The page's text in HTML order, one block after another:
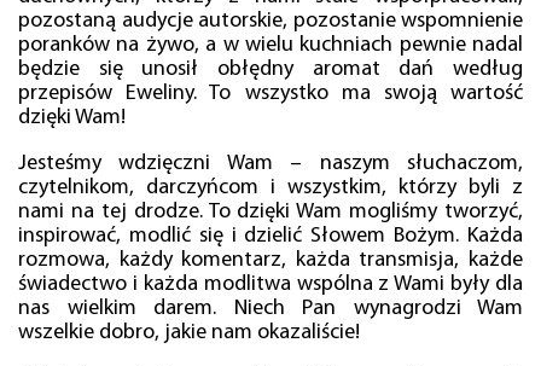
pozostaną audycje autorskie, pozostanie wspomnienie
poranków na żywo, a w wielu kuchniach pewnie nadal
będzie się unosił obłędny aromat dań według
przepisów Eweliny. To wszystko ma swoją wartość
dzięki Wam!
Jesteśmy wdzięczni Wam – naszym słuchaczom,
czytelnikom, darczyńcom i wszystkim, którzy byli z
nami na tej drodze. To dzięki Wam mogliśmy tworzyć,
inspirować, modlić się i dzielić Słowem Bożym. Każda
rozmowa, każdy komentarz, każda transmisja, każde
świadectwo i każda modlitwa wspólna z Wami były dla
nas wielkim darem. Niech Pan wynagrodzi Wam
wszelkie dobro, jakie nam okazaliście!